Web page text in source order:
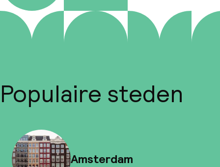
Populaire steden
Amsterdam